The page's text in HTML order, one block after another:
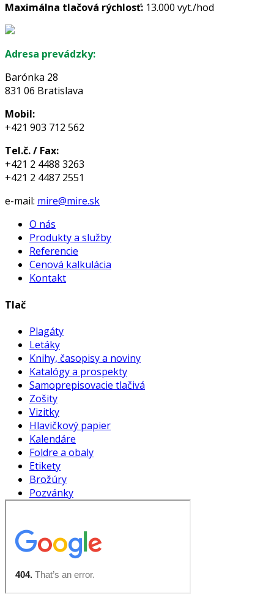
Maximálna tlačová rýchlosť: 13.000 vyt./hod
Adresa prevádzky:
Barónka 28
831 06 Bratislava
Mobil:
+421 903 712 562
Tel.č. / Fax:
+421 2 4488 3263
+421 2 4487 2551
e-mail: mire@mire.sk
O nás
Produkty a služby
Referencie
Cenová kalkulácia
Kontakt
Tlač
Plagáty
Letáky
Knihy, časopisy a noviny
Katalógy a prospekty
Samoprepisovacie tlačivá
Zošity
Vizitky
Hlavičkový papier
Kalendáre
Foldre a obaly
Etikety
Brožúry
Pozvánky